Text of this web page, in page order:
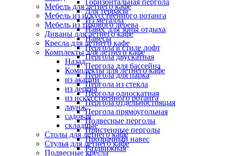
Горизонтальная пергола
Для террасы
Из металла
Навес для зоны отдыха
Навесы
Пергола в стиле лофт
Пергола двускатная
Пергола для бассейна
Пергола для парка
Пергола из стекла
Пергола односкатная
Пергола отдельностоящая
Пергола прямоугольная
Подвесные перголы
Пристенные перголы
Прозрачный навес
Раздвижная
Мебель для летнего кафе
Мебель из искусственного ротанга
Мебель из тикового дерева
Диваны для летнего кафе
Кресла для летнего кафе
Комплекты для летнего кафе
Назад
Комплекты для летнего кафе
из акации
из дерева
из искусственного ротанга
лаунж
садовая
складные
Столы для летнего кафе
Стулья для летнего кафе
Подвесные кресла